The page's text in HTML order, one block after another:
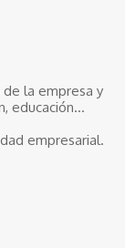
la empresa y
educación...
empresarial.